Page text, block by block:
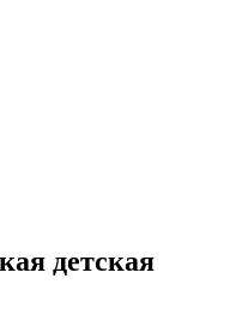
детская